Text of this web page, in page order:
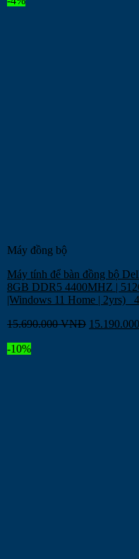
Máy đồng bộ
Máy tính để bàn đồng bộ
8GB DDR5 4400MHZ |
|Windows 11 Home | 2yrs)
15.690.000VNĐ 15.190.000
-10%